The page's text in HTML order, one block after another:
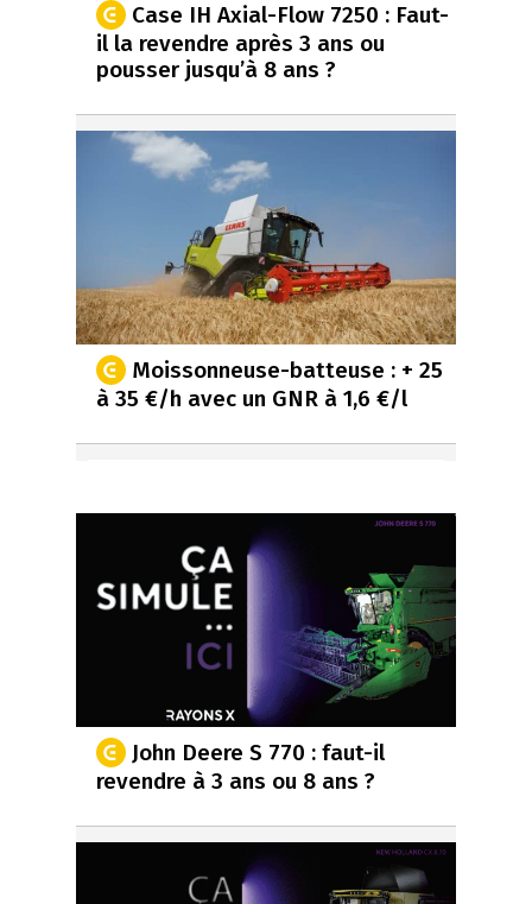
Case IH Axial-Flow 7250 : Faut-
il la revendre après 3 ans ou
pousser jusqu’à 8 ans ?
Moissonneuse-batteuse : + 25
à 35 €/h avec un GNR à 1,6 €/l
John Deere S 770 : faut-il
revendre à 3 ans ou 8 ans ?